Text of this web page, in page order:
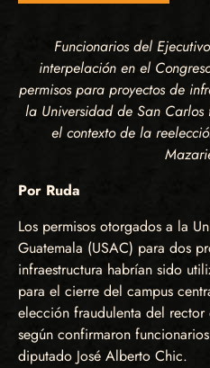
Funcionarios del
interpelación en el
permisos para proyectos de
la Universidad de San Carlos
el contexto de la
Por Ruda
Los permisos otorgados a la
Guatemala (USAC) para dos
infraestructura habrían sido
para el cierre del campus
elección fraudulenta del
según confirmaron
diputado José Alberto Chic.